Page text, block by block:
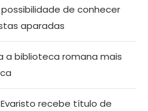
possibilidade de conhecer
aparadas
a biblioteca romana mais
recebe título de